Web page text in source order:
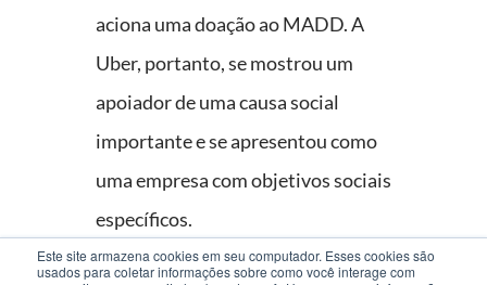
Este site armazena cookies em seu computador. Esses cookies são
usados para coletar informações sobre como você interage com
aciona uma doação ao MADD. A
Uber, portanto, se mostrou um
apoiador de uma causa social
importante e se apresentou como
uma empresa com objetivos sociais
específicos.